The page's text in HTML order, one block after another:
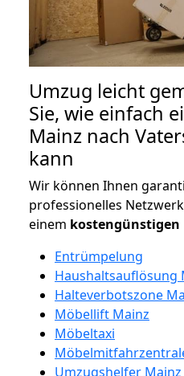
Umzug leicht
Sie, wie einfach
Mainz nach
kann
Wir können Ihnen
professionelles
einem kostengünstigen
Entrümpelung
Haushaltsauflösung
Halteverbotszone
Möbellift Mainz
Möbeltaxi
Umzugshelfer Mainz